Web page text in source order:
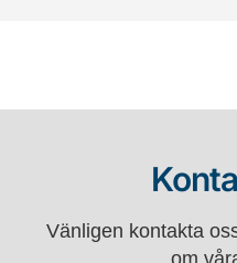
Vänligen kontakta
om